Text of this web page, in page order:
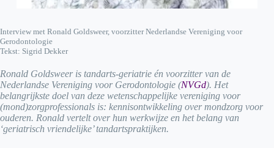
Interview met Ronald Goldsweer, voorzitter Nederlandse Vereniging voor
Gerodontologie
Tekst: Sigrid Dekker
Ronald Goldsweer is tandarts-geriatrie én voorzitter van de
Nederlandse Vereniging voor Gerodontologie (NVGd). Het
belangrijkste doel van deze wetenschappelijke vereniging voor
(mond)zorgprofessionals is: kennisontwikkeling over mondzorg voor
ouderen. Ronald vertelt over hun werkwijze en het belang van
‘geriatrisch vriendelijke’ tandartspraktijken.